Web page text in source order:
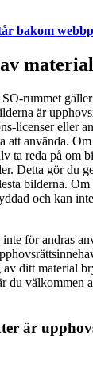
bakom
material
rummet
är
licenser eller
att använda.
ta reda på om
Detta gör du
bilderna.
och kan
för andras
ditt material
du välkommen
är